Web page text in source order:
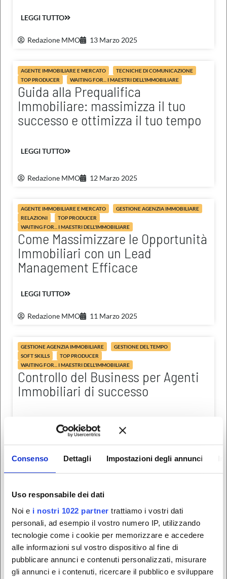
Consenso Dettagli Impostazioni degli annunci
Uso responsabile dei dati
Noi e i nostri 1022 partner trattiamo i vostri dati
personali, ad esempio il vostro numero IP, utilizzando
tecnologie come i cookie per memorizzare e accedere
alle informazioni sul vostro dispositivo al fine di
pubblicare annunci e contenuti personalizzati, misurare
gli annunci e i contenuti, ricercare il pubblico e sviluppare
LEGGI TUTTO
Redazione MMO 13 Marzo 2025
AGENTE IMMOBILIARE E MERCATO
TECNICHE DI COMUNICAZIONE
TOP PRODUCER
WAITING FOR... I MAESTRI DELL'IMMOBILIARE
Guida alla Prequalifica
Immobiliare: massimizza il tuo
successo e ottimizza il tuo tempo
LEGGI TUTTO
Redazione MMO 12 Marzo 2025
AGENTE IMMOBILIARE E MERCATO
GESTIONE AGENZIA IMMOBILIARE
RELAZIONI
TOP PRODUCER
WAITING FOR... I MAESTRI DELL'IMMOBILIARE
Come Massimizzare le Opportunità
Immobiliari con un Lead
Management Efficace
LEGGI TUTTO
Redazione MMO 11 Marzo 2025
GESTIONE AGENZIA IMMOBILIARE
GESTIONE DEL TEMPO
SOFT SKILLS
TOP PRODUCER
WAITING FOR... I MAESTRI DELL'IMMOBILIARE
Controllo del Business per Agenti
Immobiliari di successo
LEGGI TUTTO
Redazione MMO 10 Marzo 2025
WAITING FOR... I MAESTRI DELL'IMMOBILIARE
Come padroneggiare
l’Acquisizione Quotidiana nel
Settore Immobiliare: una guida
completa
LEGGI TUTTO